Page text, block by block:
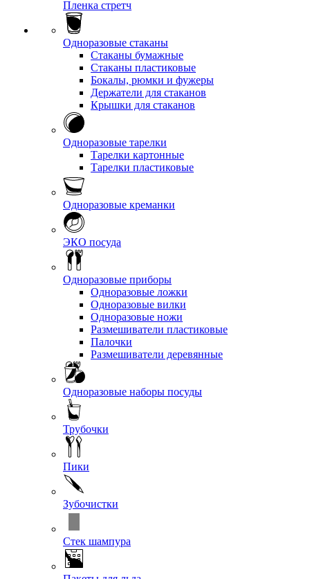
Пленка стретч
Одноразовые стаканы
Стаканы бумажные
Стаканы пластиковые
Бокалы, рюмки и фужеры
Держатели для стаканов
Крышки для стаканов
Одноразовые тарелки
Тарелки картонные
Тарелки пластиковые
Одноразовые креманки
ЭКО посуда
Одноразовые приборы
Одноразовые ложки
Одноразовые вилки
Одноразовые ножи
Размешиватели пластиковые
Палочки
Размешиватели деревянные
Одноразовые наборы посуды
Трубочки
Пики
Зубочистки
Стек шампура